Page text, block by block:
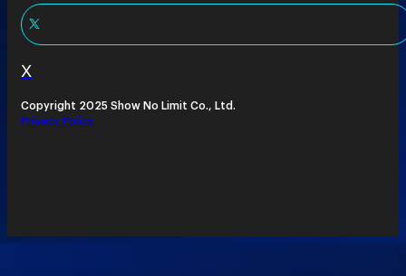
X
Copyright 2025 Show No Limit Co., Ltd.
Privacy Policy